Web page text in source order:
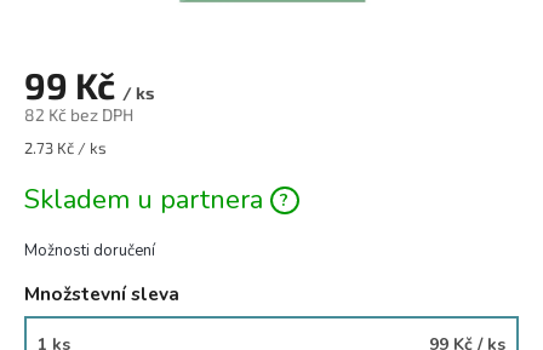
99 Kč / ks
82 Kč bez DPH
2.73 Kč / ks
Skladem u partnera
Možnosti doručení
Množstevní sleva
1 ks 99 Kč / ks